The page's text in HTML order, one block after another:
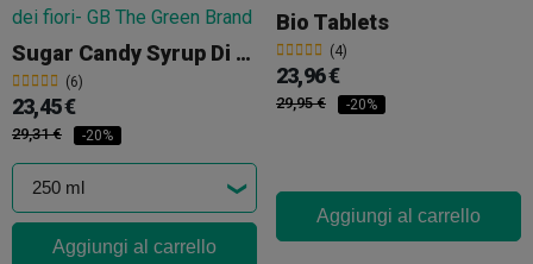
Sugar Candy Syrup Di BAC
(6)
23,45 €
29,31 € -20%
Aggiungi al carrello
Bio Tablets
(4)
23,96 €
29,95 € -20%
Aggiungi al carrello